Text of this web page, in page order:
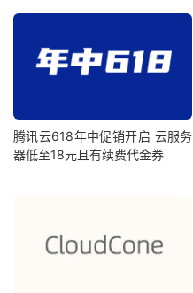
腾讯云618年中促销开启 云服务
器低至18元且有续费代金券